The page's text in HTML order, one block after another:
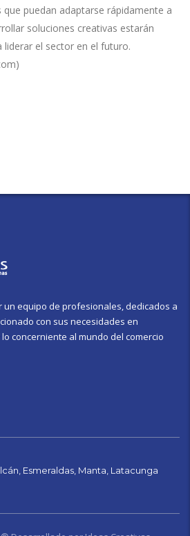
puedan adaptarse rápidamente a
soluciones creativas estarán
el sector en el futuro.
un equipo de profesionales, dedicados a
con sus necesidades en
concerniente al mundo del comercio
Esmeraldas, Manta, Latacunga